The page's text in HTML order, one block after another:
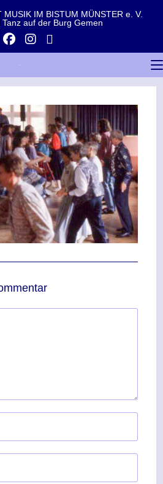
MUSIK IM BISTUM MÜNSTER e. V.
auf der Burg Gemen